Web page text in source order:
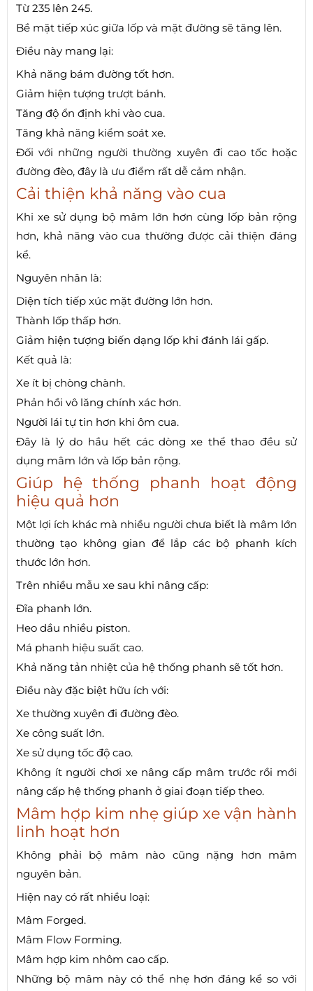
Từ 235 lên 245.
Bề mặt tiếp xúc giữa lốp và mặt đường sẽ tăng lên.
Điều này mang lại:
Khả năng bám đường tốt hơn.
Giảm hiện tượng trượt bánh.
Tăng độ ổn định khi vào cua.
Tăng khả năng kiểm soát xe.
Đối với những người thường xuyên đi cao tốc hoặc
đường đèo, đây là ưu điểm rất dễ cảm nhận.
Cải thiện khả năng vào cua
Khi xe sử dụng bộ mâm lớn hơn cùng lốp bản rộng
hơn, khả năng vào cua thường được cải thiện đáng
kể.
Nguyên nhân là:
Diện tích tiếp xúc mặt đường lớn hơn.
Thành lốp thấp hơn.
Giảm hiện tượng biến dạng lốp khi đánh lái gấp.
Kết quả là:
Xe ít bị chòng chành.
Phản hồi vô lăng chính xác hơn.
Người lái tự tin hơn khi ôm cua.
Đây là lý do hầu hết các dòng xe thể thao đều sử
dụng mâm lớn và lốp bản rộng.
Giúp hệ thống phanh hoạt động
hiệu quả hơn
Một lợi ích khác mà nhiều người chưa biết là mâm lớn
thường tạo không gian để lắp các bộ phanh kích
thước lớn hơn.
Trên nhiều mẫu xe sau khi nâng cấp:
Đĩa phanh lớn.
Heo dầu nhiều piston.
Má phanh hiệu suất cao.
Khả năng tản nhiệt của hệ thống phanh sẽ tốt hơn.
Điều này đặc biệt hữu ích với:
Xe thường xuyên đi đường đèo.
Xe công suất lớn.
Xe sử dụng tốc độ cao.
Không ít người chơi xe nâng cấp mâm trước rồi mới
nâng cấp hệ thống phanh ở giai đoạn tiếp theo.
Mâm hợp kim nhẹ giúp xe vận hành
linh hoạt hơn
Không phải bộ mâm nào cũng nặng hơn mâm
nguyên bản.
Hiện nay có rất nhiều loại:
Mâm Forged.
Mâm Flow Forming.
Mâm hợp kim nhôm cao cấp.
Những bộ mâm này có thể nhẹ hơn đáng kể so với